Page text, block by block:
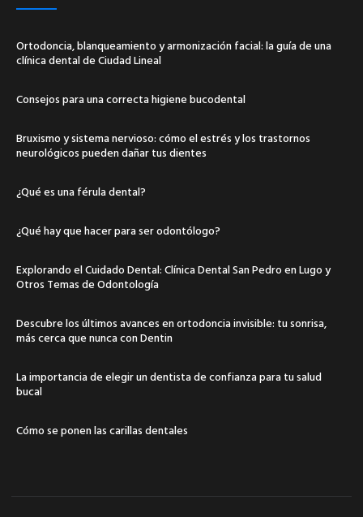
Ortodoncia, blanqueamiento y armonización facial: la guía de una
clínica dental de Ciudad Lineal
Consejos para una correcta higiene bucodental
Bruxismo y sistema nervioso: cómo el estrés y los trastornos
neurológicos pueden dañar tus dientes
¿Qué es una férula dental?
¿Qué hay que hacer para ser odontólogo?
Explorando el Cuidado Dental: Clínica Dental San Pedro en Lugo y
Otros Temas de Odontología
Descubre los últimos avances en ortodoncia invisible: tu sonrisa,
más cerca que nunca con Dentin
La importancia de elegir un dentista de confianza para tu salud
bucal
Cómo se ponen las carillas dentales